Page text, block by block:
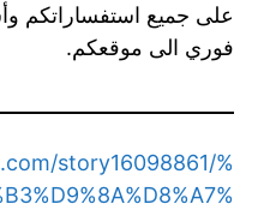
على جميع استفساراتكم
فوري الى موقعكم.
story16098861/%